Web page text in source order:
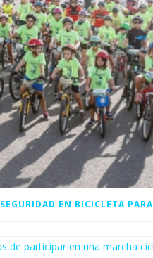
SEGURIDAD EN BICICLETA